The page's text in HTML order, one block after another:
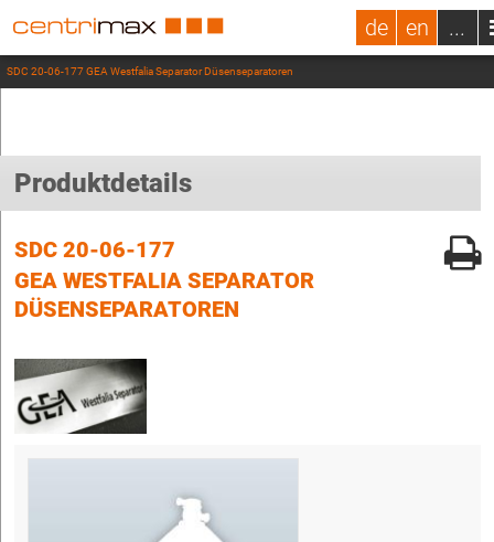
de en ...
SDC 20-06-177 GEA Westfalia Separator Düsenseparatoren
Produktdetails
SDC 20-06-177
GEA WESTFALIA SEPARATOR
DÜSENSEPARATOREN